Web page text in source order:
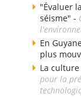
"Évaluer
séisme" -
En
plus
La
pour la